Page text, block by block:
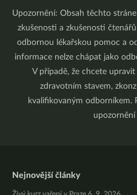
Upozornění: Obsah těchto
zkušenosti a zkušenosti
odbornou lékařskou pomoc a
informace nelze chápat jako
V případě, že chcete
zdravotním stavem,
kvalifikovaným odborníkem.
Nejnovější články